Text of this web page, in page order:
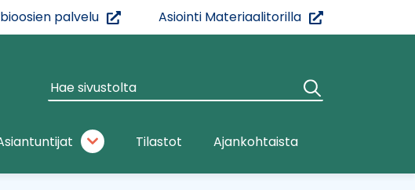
palvelu (siirryt
toiseen
Asiointi Materiaalitorilla (siirryt
toiseen
Hae
sivustolta
Haku
Asiantuntijat
Tilastot Ajankohtaista